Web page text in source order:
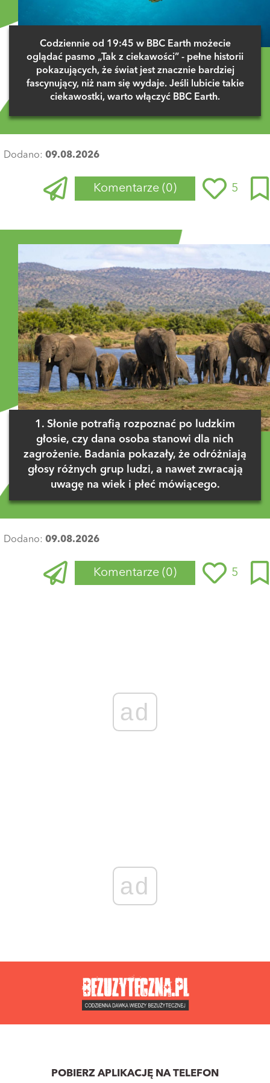
Codziennie od 19:45 w BBC Earth możecie
oglądać pasmo „Tak z ciekawości” - pełne historii
pokazujących, że świat jest znacznie bardziej
fascynujący, niż nam się wydaje. Jeśli lubicie takie
ciekawostki, warto włączyć BBC Earth.
Dodano: 09.08.2026
Komentarze (0) 5
1. Słonie potrafią rozpoznać po ludzkim
głosie, czy dana osoba stanowi dla nich
zagrożenie. Badania pokazały, że odróżniają
głosy różnych grup ludzi, a nawet zwracają
uwagę na wiek i płeć mówiącego.
Dodano: 09.08.2026
Komentarze (0) 5
ad
ad
POBIERZ APLIKACJĘ NA TELEFON